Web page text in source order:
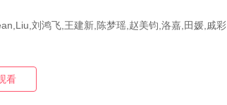
刘鸿飞,王建新,陈梦瑶,赵美钧,洛嘉,田媛,戚彩
看